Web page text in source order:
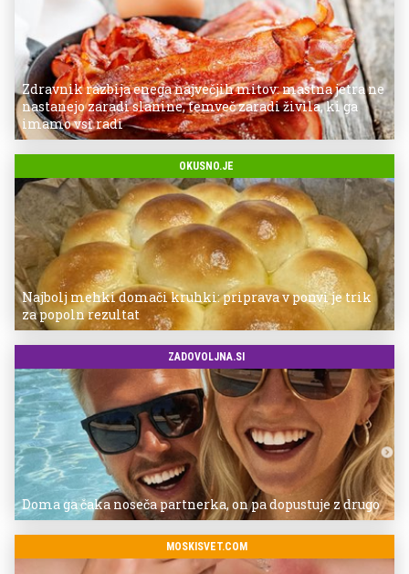
Zdravnik razbija enega največjih mitov: mastna jetra ne
nastanejo zaradi slanine, temveč zaradi živila, ki ga
imamo vsi radi
OKUSNO.JE
Najbolj mehki domači kruhki: priprava v ponvi je trik
za popoln rezultat
ZADOVOLJNA.SI
Doma ga čaka noseča partnerka, on pa dopustuje z drugo
MOSKISVET.COM